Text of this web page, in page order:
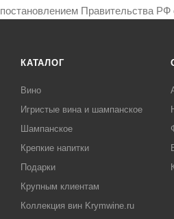
постановлением Правительства РФ
КАТАЛОГ
Вино
Игристые вина и шампанское
Шампанское
Крепкие напитки
Подарки
Крупным клиентам
Коллекция вин Krymwine.ru